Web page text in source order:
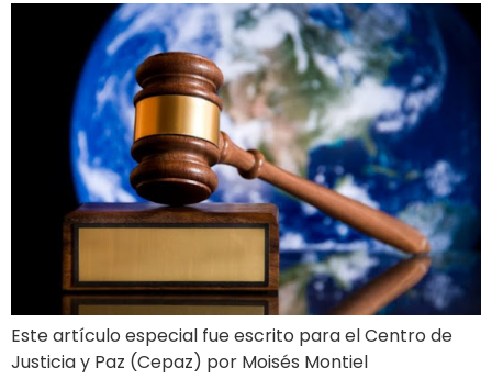
Este artículo especial fue escrito para el Centro de
Justicia y Paz (Cepaz) por Moisés Montiel